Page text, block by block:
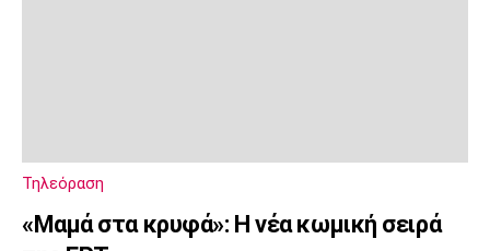
Τηλεόραση
«Μαμά στα κρυφά»: Η νέα κωμική σειρά